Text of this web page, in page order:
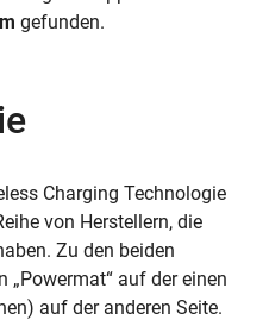
gefunden.
Charging Technologie
von Herstellern, die
Zu den beiden
auf der einen
auf der anderen Seite.